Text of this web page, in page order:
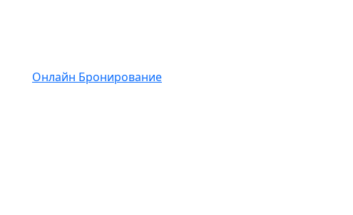
Онлайн Бронирование